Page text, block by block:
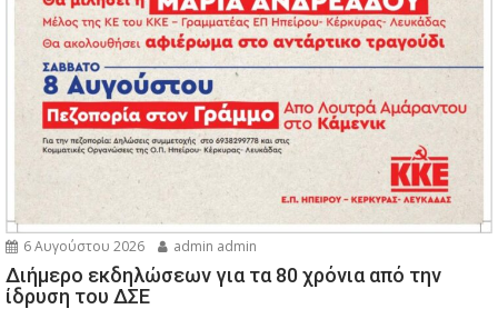
6 Αυγούστου 2026 admin admin
Διήμερο εκδηλώσεων για τα 80 χρόνια από την
ίδρυση του ΔΣΕ